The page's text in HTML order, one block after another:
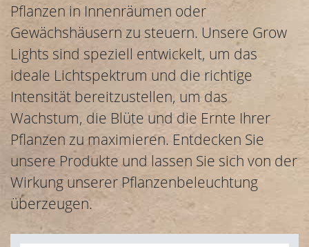
Pflanzen in Innenräumen oder
Gewächshäusern zu steuern. Unsere Grow
Lights sind speziell entwickelt, um das
ideale Lichtspektrum und die richtige
Intensität bereitzustellen, um das
Wachstum, die Blüte und die Ernte Ihrer
Pflanzen zu maximieren. Entdecken Sie
unsere Produkte und lassen Sie sich von der
Wirkung unserer Pflanzenbeleuchtung
überzeugen.